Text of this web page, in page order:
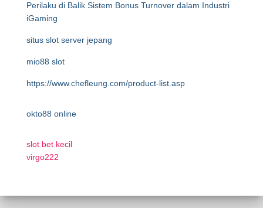
Perilaku di Balik Sistem Bonus Turnover dalam Industri
iGaming
situs slot server jepang
mio88 slot
https://www.chefleung.com/product-list.asp
okto88 online
slot bet kecil
virgo222